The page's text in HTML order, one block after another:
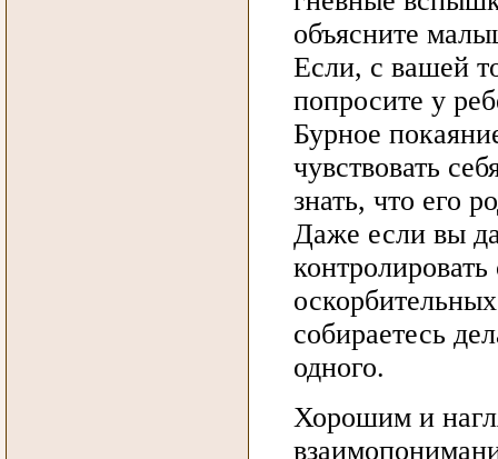
объясните
Если, с вашей
попросите у
Бурное
чувствовать
знать, что его
Даже если вы
собираетесь
одного.
Хорошим и